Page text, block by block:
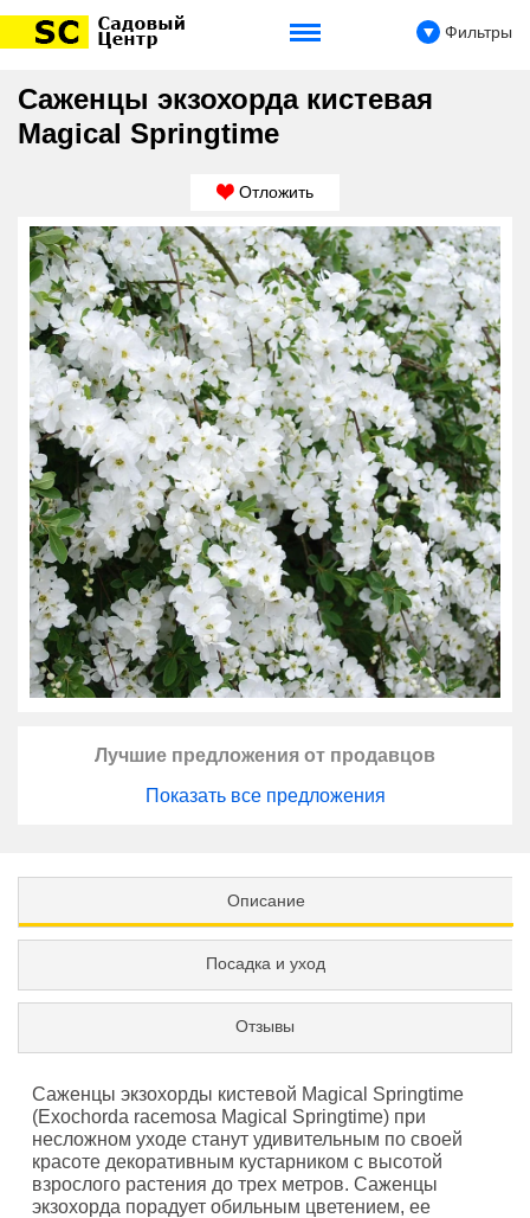
Фильтры
Саженцы экзохорда кистевая
Magical Springtime
Отложить
Лучшие предложения от продавцов
Показать все предложения
Описание
Посадка и уход
Отзывы
Саженцы экзохорды кистевой Magical Springtime
(Exochorda racemosa Magical Springtime) при
несложном уходе станут удивительным по своей
красоте декоративным кустарником с высотой
взрослого растения до трех метров. Саженцы
экзохорда порадует обильным цветением, ее